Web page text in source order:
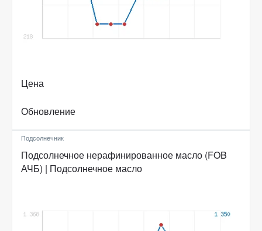
Цена
Обновление
Подсолнечник
Подсолнечное нерафинированное масло (FOB
АЧБ) | Подсолнечное масло